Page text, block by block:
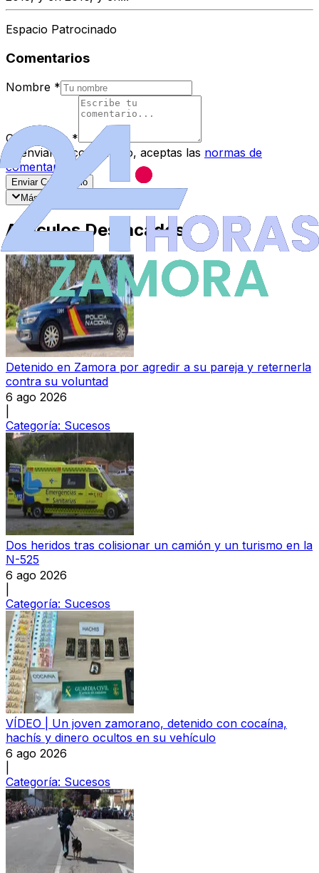
Espacio Patrocinado
Comentarios
Nombre *
Comentario *
Al enviar tu comentario, aceptas las normas de
comentarios
Enviar Comentario
Más recientes
Artículos Destacados
Detenido en Zamora por agredir a su pareja y reternerla
contra su voluntad
6 ago 2026
Categoría: Sucesos
Dos heridos tras colisionar un camión y un turismo en la
N-525
6 ago 2026
Categoría: Sucesos
VÍDEO | Un joven zamorano, detenido con cocaína,
hachís y dinero ocultos en su vehículo
6 ago 2026
Categoría: Sucesos